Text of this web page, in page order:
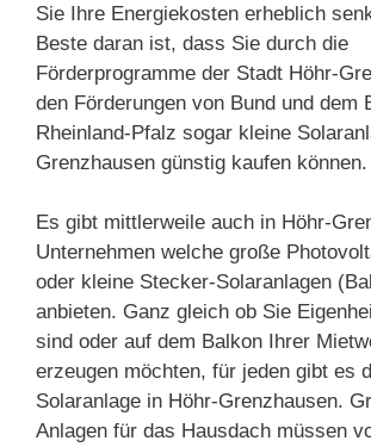
Sie Ihre Energiekosten erheblich
Beste daran ist, dass Sie durch die
Förderprogramme der Stadt Höhr-
den Förderungen von Bund und dem
Rheinland-Pfalz sogar kleine
Grenzhausen günstig kaufen können.
Es gibt mittlerweile auch in Höhr-
Unternehmen welche große
oder kleine Stecker-Solaranlagen
anbieten. Ganz gleich ob Sie
sind oder auf dem Balkon Ihrer
erzeugen möchten, für jeden gibt es
Solaranlage in Höhr-Grenzhausen.
Anlagen für das Hausdach müssen